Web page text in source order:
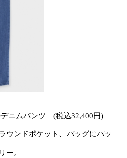
ニムパンツ (税込32,400円)
ンドポケット、バッグにパッ
。